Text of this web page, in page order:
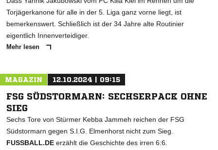
Torjägerkanone für alle in der 5. Liga ganz vorne liegt, ist
bemerkenswert. Schließlich ist der 34 Jahre alte Routinier
eigentlich Innenverteidiger.
Mehr lesen
MAGAZIN 12.10.2024 | 09:15
FSG SÜDSTORMARN: SECHSERPACK OHNE
SIEG
Sechs Tore von Stürmer Kebba Jammeh reichen der FSG
Südstormarn gegen S.I.G. Elmenhorst nicht zum Sieg.
FUSSBALL.DE erzählt die Geschichte des irren 6:6.